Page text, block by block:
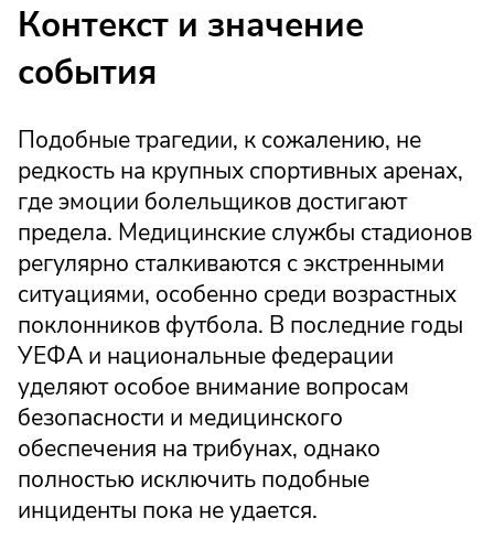
Контекст и значение
события
Подобные трагедии, к сожалению, не
редкость на крупных спортивных аренах,
где эмоции болельщиков достигают
предела. Медицинские службы стадионов
регулярно сталкиваются с экстренными
ситуациями, особенно среди возрастных
поклонников футбола. В последние годы
УЕФА и национальные федерации
уделяют особое внимание вопросам
безопасности и медицинского
обеспечения на трибунах, однако
полностью исключить подобные
инциденты пока не удается.